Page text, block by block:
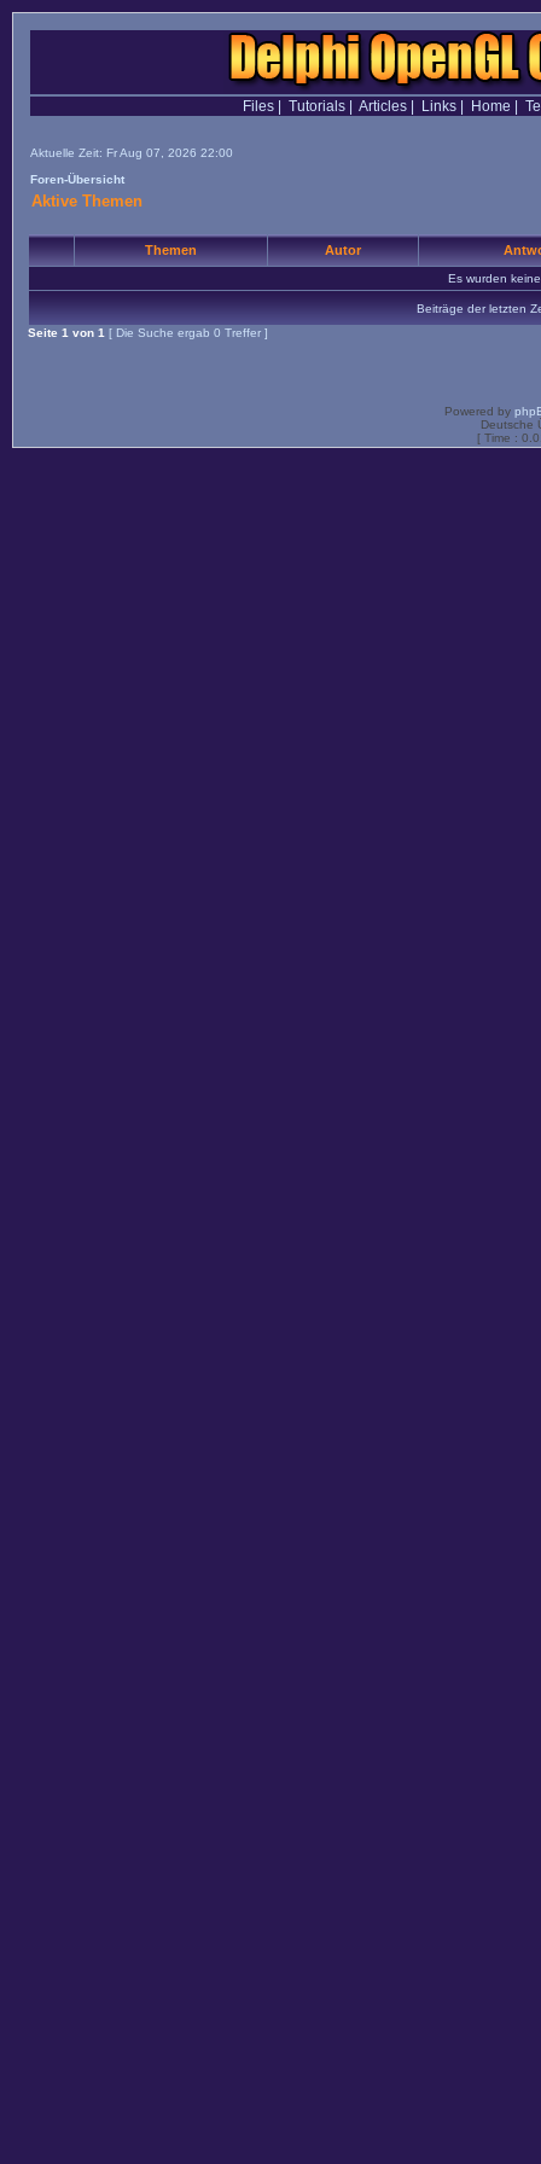
Files| Tutorials| Articles| Links| Home
Aktuelle Zeit: Fr Aug 07, 2026 22:00
Foren-Übersicht
Aktive Themen
Themen Autor
Es wurden
Beiträge der letzten
Seite 1 von 1 [ Die Suche ergab 0 Treffer ]
Powered by
Deutsche
[ Time :